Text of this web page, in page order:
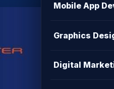
Mobile App
Graphics
Digital